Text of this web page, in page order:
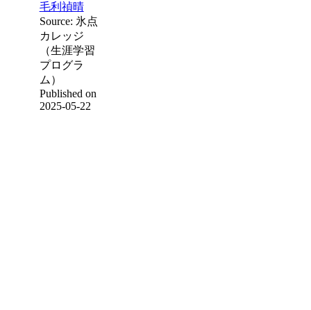
毛利禎晴
Source: 氷点
カレッジ
（生涯学習
プログラ
ム）
Published on
2025-05-22